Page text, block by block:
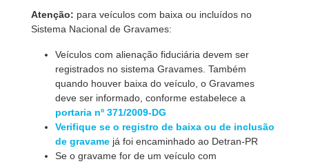
Atenção: para veículos com baixa ou incluídos no
Sistema Nacional de Gravames:
Veículos com alienação fiduciária devem ser
registrados no sistema Gravames. Também
quando houver baixa do veículo, o Gravames
deve ser informado, conforme estabelece a
portaria nº 371/2009-DG
Verifique se o registro de baixa ou de inclusão
de gravame já foi encaminhado ao Detran-PR
Se o gravame for de um veículo com